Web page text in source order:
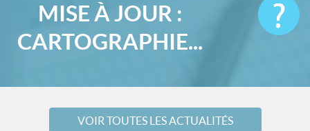
MISE À JOUR :
CARTOGRAPHIE...
VOIR TOUTES LES ACTUALITÉS